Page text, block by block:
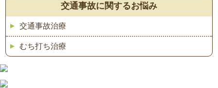
交通事故に関するお悩み
交通事故治療
むち打ち治療